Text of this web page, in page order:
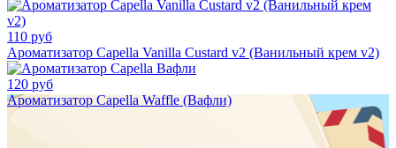
110 руб
Ароматизатор Capella Vanilla Custard v2 (Ванильный крем v2)
120 руб
Ароматизатор Capella Waffle (Вафли)